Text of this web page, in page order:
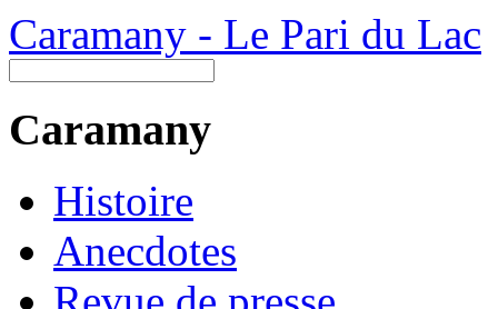
Caramany - Le Pari du Lac
Caramany
Histoire
Anecdotes